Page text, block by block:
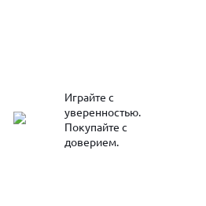
Играйте с
уверенностью.
Покупайте с
доверием.